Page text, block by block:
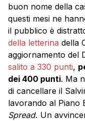
buon nome della
questi mesi ne
il pubblico è
della letterina della
aggiornamento del
salito a 330 punti,
dei 400 punti. Ma
di cancellare il
lavorando al Piano
Spread. Un